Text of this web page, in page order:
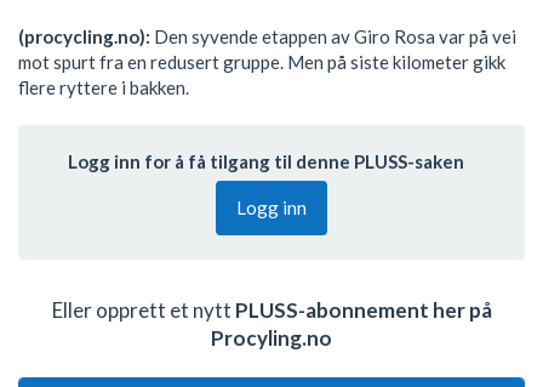
(procycling.no): Den syvende etappen av Giro Rosa var på vei
mot spurt fra en redusert gruppe. Men på siste kilometer gikk
flere ryttere i bakken.
Logg inn for å få tilgang til denne PLUSS-saken
Logg inn
Eller opprett et nytt PLUSS-abonnement her på
Procyling.no